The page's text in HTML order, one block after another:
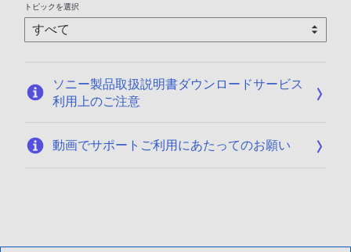
/
0
トピックを選択
ソニー製品取扱説明書ダウンロードサービス
利用上のご注意
動画でサポートご利用にあたってのお願い